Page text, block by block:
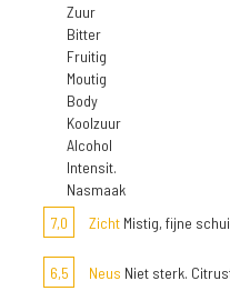
Zuur
Bitter
Fruitig
Moutig
Body
Koolzuur
Alcohol
Intensit.
Nasmaak
7,0
Zicht Mistig, fijne
6,5 Neus Niet sterk.